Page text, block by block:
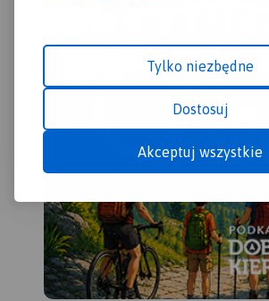
Tylko niezbędne
Dostosuj
Akceptuj wszystkie